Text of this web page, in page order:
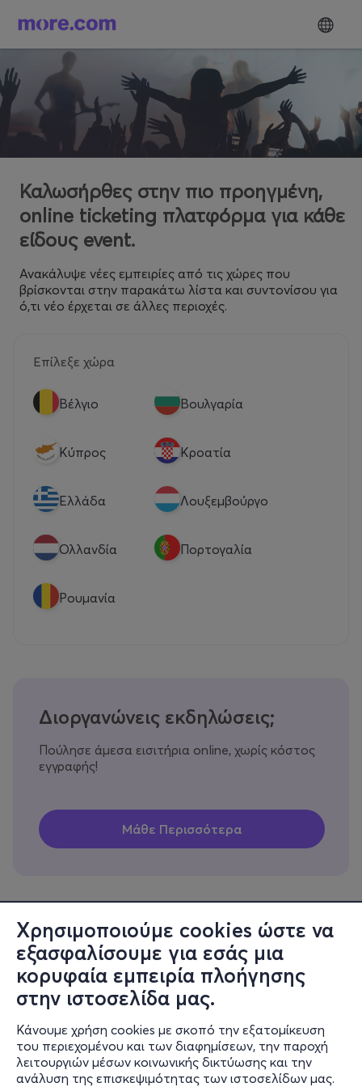
Χρησιμοποιούμε cookies ώστε να
εξασφαλίσουμε για εσάς μια
κορυφαία εμπειρία πλοήγησης
στην ιστοσελίδα μας.
Κάνουμε χρήση cookies με σκοπό την εξατομίκευση
του περιεχομένου και των διαφημίσεων, την παροχή
λειτουργιών μέσων κοινωνικής δικτύωσης και την
ανάλυση της επισκεψιμότητας των ιστοσελίδων μας.
Καλωσήρθες στην πιο προηγμένη,
online ticketing πλατφόρμα για κάθε
είδους event.
Ανακάλυψε νέες εμπειρίες από τις χώρες που
βρίσκονται στην παρακάτω λίστα και συντονίσου για
ό,τι νέο έρχεται σε άλλες περιοχές.
Επίλεξε χώρα
Βέλγιο Βουλγαρία
Κύπρος Κροατία
Eλλάδα Λουξεμβούργο
Ολλανδία Πορτογαλία
Ρουμανία
Διοργανώνεις εκδηλώσεις;
Πούλησε άμεσα εισιτήρια online, χωρίς κόστος
εγγραφής!
Πληροφορίες
Υποστήριξη
Stay Connected